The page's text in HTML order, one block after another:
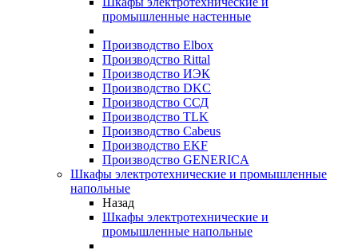
промышленные настенные
Производство Elbox
Производство Rittal
Производство ИЭК
Производство DKC
Производство ССД
Производство TLK
Производство Cabeus
Производство EKF
Производство GENERICA
Шкафы электротехнические и промышленные
напольные
Назад
Шкафы электротехнические и
промышленные напольные